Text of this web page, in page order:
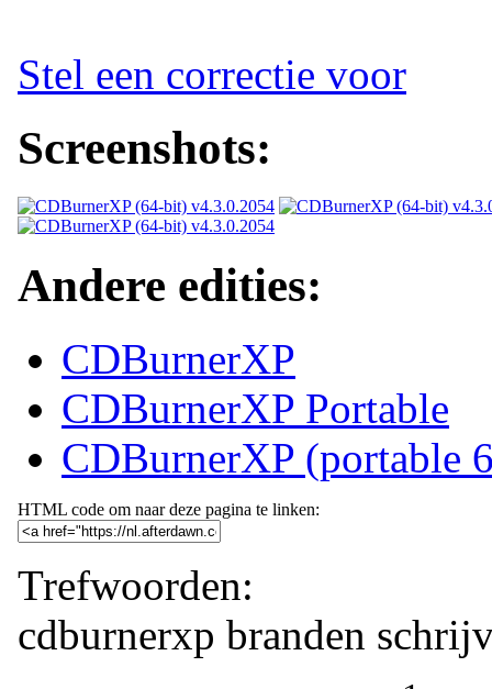
Stel een correctie voor
Screenshots:
Andere edities:
CDBurnerXP
CDBurnerXP Portable
CDBurnerXP (portable
HTML code om naar deze pagina te linken:
Trefwoorden:
cdburnerxp branden